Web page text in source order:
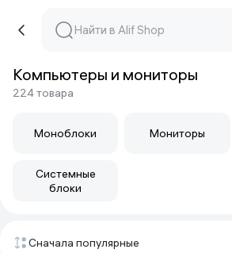
Компьютеры и мониторы
224 товара
Моноблоки Мониторы
Системные
блоки
Сначала популярные